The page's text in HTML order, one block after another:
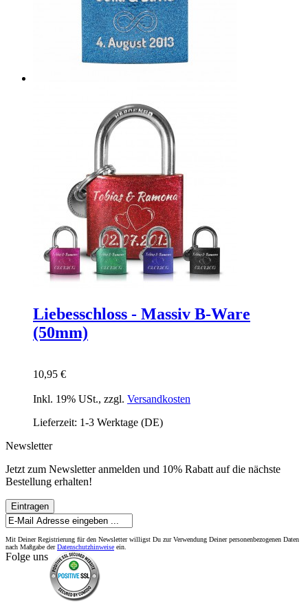
Liebesschloss - Massiv B-Ware
(50mm)
10,95 €
Inkl. 19% USt., zzgl. Versandkosten
Lieferzeit: 1-3 Werktage (DE)
Newsletter
Jetzt zum Newsletter anmelden und 10% Rabatt auf die nächste
Bestellung erhalten!
Eintragen
Mit Deiner Registrierung für den Newsletter willigst Du zur Verwendung Deiner personenbezogenen Daten
nach Maßgabe derDatenschutzhinweise ein.
Folge uns